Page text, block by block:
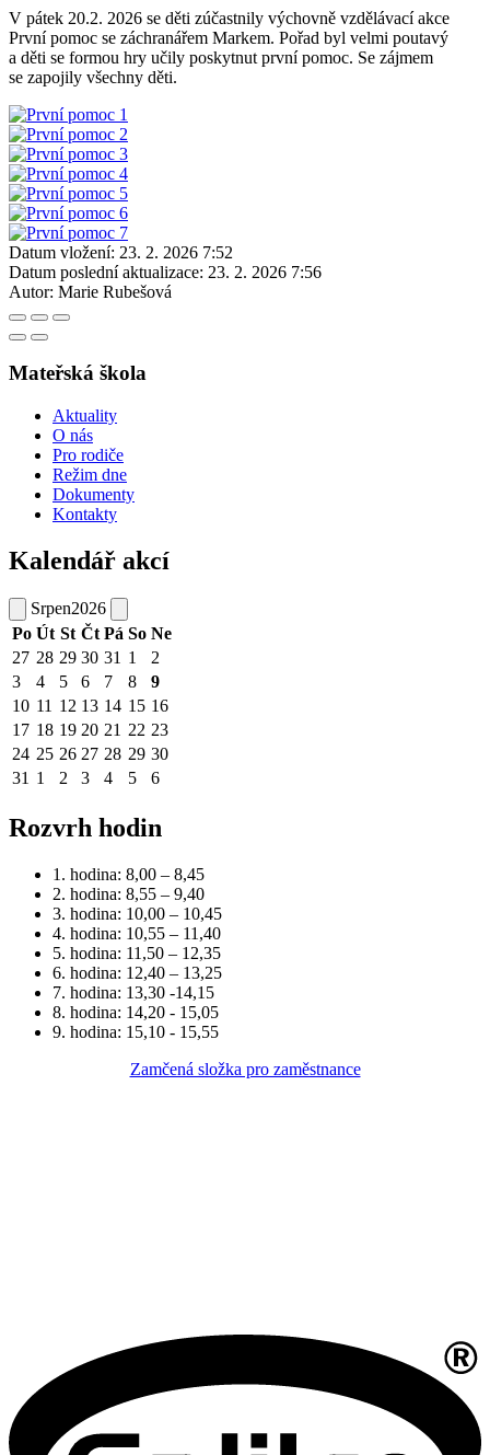
V pátek 20.2. 2026 se děti zúčastnily výchovně vzdělávací akce
První pomoc se záchranářem Markem. Pořad byl velmi poutavý
a děti se formou hry učily poskytnut první pomoc. Se zájmem
se zapojily všechny děti.
Datum vložení: 23. 2. 2026 7:52
Datum poslední aktualizace: 23. 2. 2026 7:56
Autor: Marie Rubešová
Mateřská škola
Aktuality
O nás
Pro rodiče
Režim dne
Dokumenty
Kontakty
Kalendář akcí
Srpen2026
Po Út St Čt Pá So Ne
27 28 29 30 31 1
2
3
4 5 6 7 8
9
10 11 12 13 14 15 16
17 18 19 20 21 22 23
24 25 26 27 28 29 30
31 1 2 3 4 5 6
Rozvrh hodin
1. hodina: 8,00 – 8,45
2. hodina: 8,55 – 9,40
3. hodina: 10,00 – 10,45
4. hodina: 10,55 – 11,40
5. hodina: 11,50 – 12,35
6. hodina: 12,40 – 13,25
7. hodina: 13,30 -14,15
8. hodina: 14,20 - 15,05
9. hodina: 15,10 - 15,55
Zamčená složka pro zaměstnance